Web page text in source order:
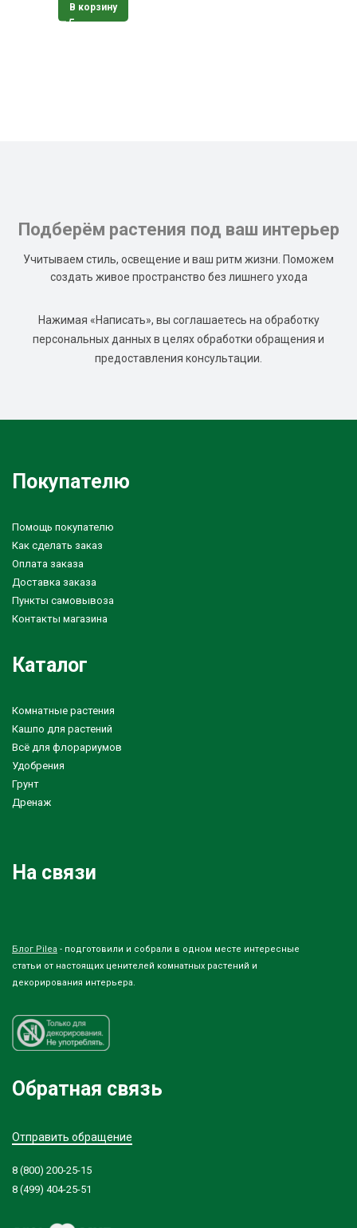
В корзину
Подберём растения под ваш интерьер
Учитываем стиль, освещение и ваш ритм жизни. Поможем
создать живое пространство без лишнего ухода
Нажимая «Написать», вы соглашаетесь на обработку
персональных данных в целях обработки обращения и
предоставления консультации.
Покупателю
Помощь покупателю
Как сделать заказ
Оплата заказа
Доставка заказа
Пункты самовывоза
Контакты магазина
Каталог
Комнатные растения
Кашпо для растений
Всё для флорариумов
Удобрения
Грунт
Дренаж
На связи
Блог Pilea - подготовили и собрали в одном месте интересные
статьи от настоящих ценителей комнатных растений и
декорирования интерьера.
Обратная связь
Отправить обращение
8 (800) 200-25-15
8 (499) 404-25-51